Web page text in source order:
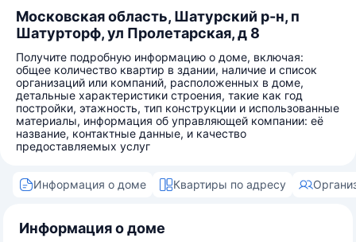
Московская область, Шатурский р-н, п
Шатурторф, ул Пролетарская, д 8
Получите подробную информацию о доме, включая:
общее количество квартир в здании, наличие и список
организаций или компаний, расположенных в доме,
детальные характеристики строения, такие как год
постройки, этажность, тип конструкции и использованные
материалы, информация об управляющей компании: её
название, контактные данные, и качество
предоставляемых услуг
Информация о доме Квартиры по адресу
Информация о доме